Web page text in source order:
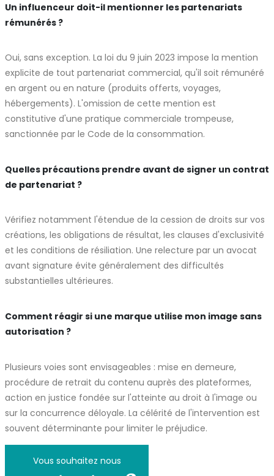
Un influenceur doit-il mentionner les partenariats
rémunérés ?
Oui, sans exception. La loi du 9 juin 2023 impose la mention
explicite de tout partenariat commercial, qu'il soit rémunéré
en argent ou en nature (produits offerts, voyages,
hébergements). L'omission de cette mention est
constitutive d'une pratique commerciale trompeuse,
sanctionnée par le Code de la consommation.
Quelles précautions prendre avant de signer un contrat
de partenariat ?
Vérifiez notamment l'étendue de la cession de droits sur vos
créations, les obligations de résultat, les clauses d'exclusivité
et les conditions de résiliation. Une relecture par un avocat
avant signature évite généralement des difficultés
substantielles ultérieures.
Comment réagir si une marque utilise mon image sans
autorisation ?
Plusieurs voies sont envisageables : mise en demeure,
procédure de retrait du contenu auprès des plateformes,
action en justice fondée sur l'atteinte au droit à l'image ou
sur la concurrence déloyale. La célérité de l'intervention est
souvent déterminante pour limiter le préjudice.
Vous souhaitez nous